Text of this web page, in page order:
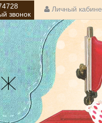
звонок
Личный